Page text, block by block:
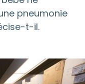
pneumonie
t-il.